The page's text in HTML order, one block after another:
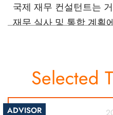
국제 재무 컨설턴트는
재무 실사 및 통합 계획
Selected
ADVISOR